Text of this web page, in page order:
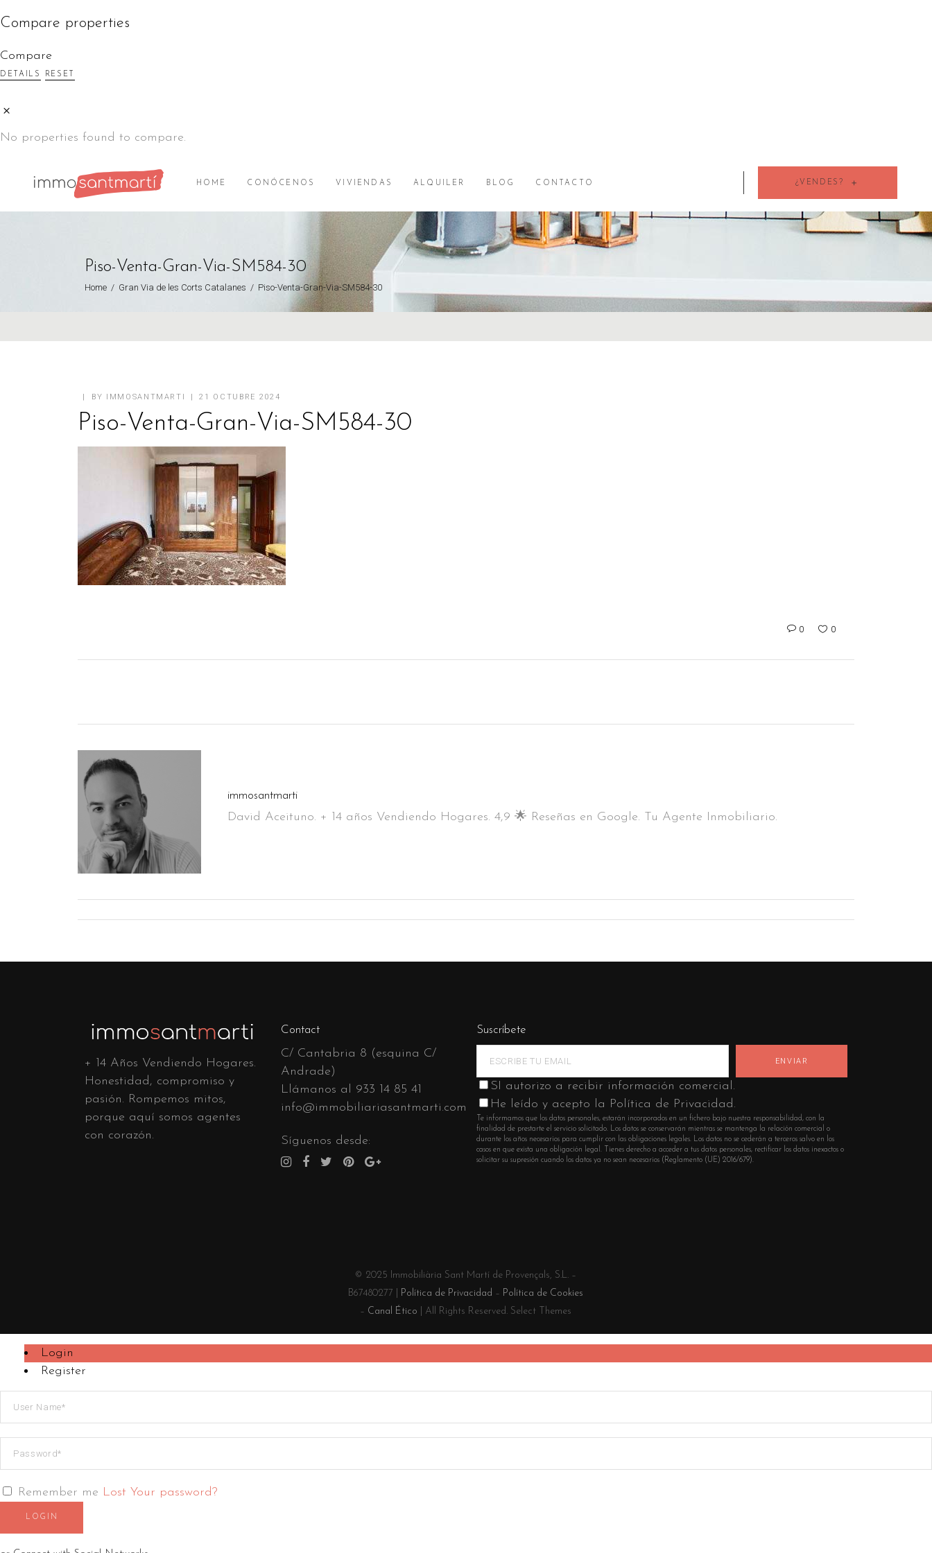
Compare properties
Compare
DETAILS RESET
No properties found to compare.
HOME CONÓCENOS VIVIENDAS ALQUILER BLOG CONTACTO ¿VENDES?
Piso-Venta-Gran-Via-SM584-30
Home / Gran Via de les Corts Catalanes / Piso-Venta-Gran-Via-SM584-30
BY IMMOSANTMARTI 21 OCTUBRE 2024
Piso-Venta-Gran-Via-SM584-30
0 0
immosantmarti
David Aceituno. + 14 años Vendiendo Hogares. 4,9 🌟 Reseñas en Google. Tu Agente Inmobiliario.
+ 14 Años Vendiendo Hogares.
Honestidad, compromiso y
pasión. Rompemos mitos,
porque aquí somos agentes
con corazón.
Contact
C/ Cantabria 8 (esquina C/
Andrade)
Llámanos al 933 14 85 41
info@immobiliariasantmarti.com
Síguenos desde:
Suscríbete
SI autorizo a recibir información comercial.
He leído y acepto la Política de Privacidad.
Te informamos que los datos personales, estarán incorporados en un fichero bajo nuestra responsabilidad, con la
finalidad de prestarte el servicio solicitado. Los datos se conservarán mientras se mantenga la relación comercial o
durante los años necesarios para cumplir con las obligaciones legales. Los datos no se cederán a terceros salvo en los
casos en que exista una obligación legal. Tienes derecho a acceder a tus datos personales, rectificar los datos inexactos o
solicitar su supresión cuando los datos ya no sean necesarios (Reglamento (UE) 2016/679).
© 2025 Immobiliària Sant Martí de Provençals, S.L. –
B67480277 |
Política de Privacidad – Política de Cookies
– Canal Ético | All Rights Reserved. Select Themes
Login
Register
Remember me Lost Your password?
LOGIN